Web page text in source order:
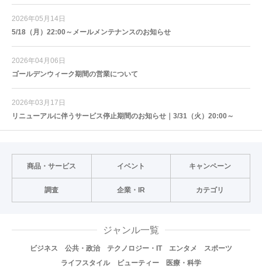
2026年05月14日
5/18（月）22:00～メールメンテナンスのお知らせ
2026年04月06日
ゴールデンウィーク期間の営業について
2026年03月17日
リニューアルに伴うサービス停止期間のお知らせ｜3/31（火）20:00～
商品・サービス イベント キャンペーン
調査 企業・IR カテゴリ
ジャンル一覧
ビジネス 公共・政治 テクノロジー・IT エンタメ
スポーツ
ライフスタイル
ビューティー 医療・科学